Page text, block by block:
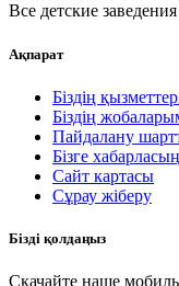
Все детские
Ақпарат
Біздің
Біздің
Пайдалану
Бізге
Сайт картасы
Сұрау жіберу
Бізді қолдаңыз
Скачайте наше